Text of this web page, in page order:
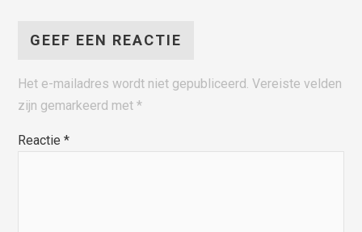
GEEF EEN REACTIE
Het e-mailadres wordt niet gepubliceerd. Vereiste velden
zijn gemarkeerd met*
Reactie*